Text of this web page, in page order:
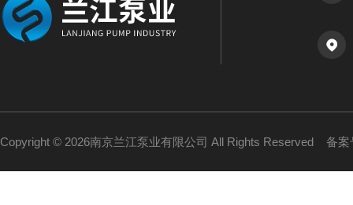
Copyright © 2026南京兰江泵业有限公司 All Rights Reserved 备案